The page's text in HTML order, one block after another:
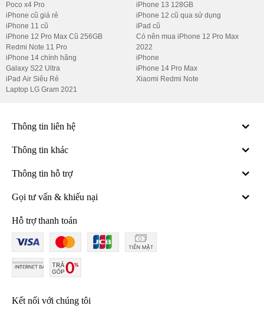
Poco x4 Pro
iPhone cũ giá rẻ
iPhone 11 cũ
iPhone 12 Pro Max Cũ 256GB
Redmi Note 11 Pro
iPhone 14 chính hãng
Galaxy S22 Ultra
iPad Air Siêu Rẻ
Laptop LG Gram 2021
iPhone 13 128GB
iPhone 12 cũ qua sử dụng
iPad cũ
Có nên mua iPhone 12 Pro Max
2022
iPhone
iPhone 14 Pro Max
Xiaomi Redmi Note
Thông tin liên hệ
Thông tin khác
Thông tin hỗ trợ
Gọi tư vấn & khiếu nại
Hỗ trợ thanh toán
Kết nối với chúng tôi